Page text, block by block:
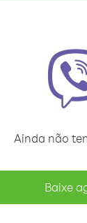
Ainda não
Baixe